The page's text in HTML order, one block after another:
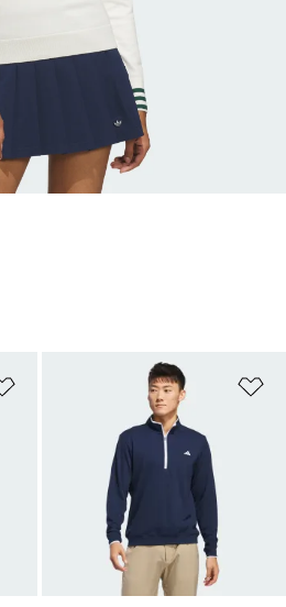
Dodaj do listy życzeń